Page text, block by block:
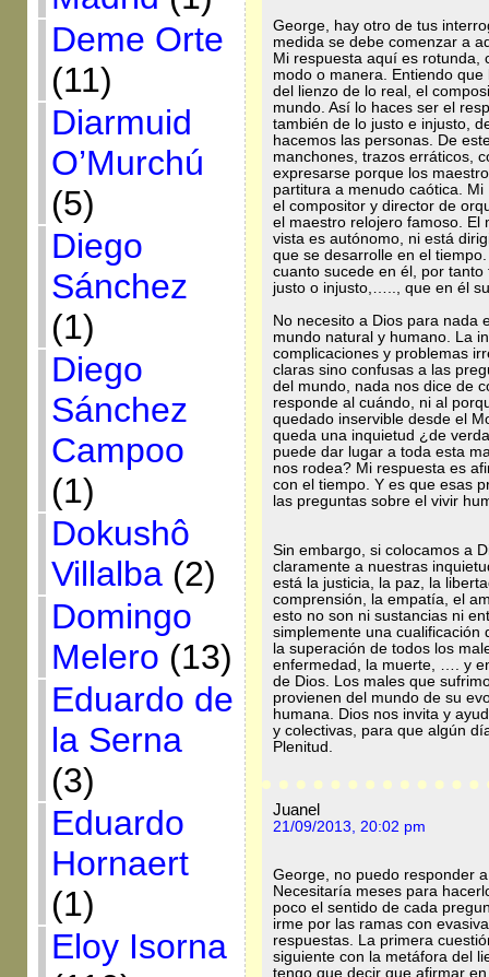
Deme Orte
(11)
Diarmuid
O’Murchú
(5)
Diego
Sánchez
(1)
Diego
Sánchez
Campoo
(1)
Dokushô
Villalba(2)
Domingo
Melero (13)
Eduardo de
la Serna
(3)
Eduardo
Hornaert
(1)
Eloy Isorna
George, hay otro de tus
medida se debe comenzar a
Mi respuesta aquí es rotunda,
modo o manera. Entiendo
del lienzo de lo real, el
mundo. Así lo haces ser el
también de lo justo e injusto,
hacemos las personas. De
manchones, trazos erráticos,
expresarse porque los
partitura a menudo caótica.
el compositor y director de
el maestro relojero famoso. El
vista es autónomo, ni está
que se desarrolle en el
cuanto sucede en él, por
justo o injusto,….., que en él
No necesito a Dios para nada
mundo natural y humano. La
complicaciones y problemas
claras sino confusas a las
del mundo, nada nos dice de
responde al cuándo, ni al
quedado inservible desde el
queda una inquietud ¿de
puede dar lugar a toda esta
nos rodea? Mi respuesta es
con el tiempo. Y es que esas
las preguntas sobre el vivir
Sin embargo, si colocamos a
claramente a nuestras
está la justicia, la paz, la
comprensión, la empatía, el
esto no son ni sustancias ni
simplemente una cualificación
la superación de todos los
enfermedad, la muerte, …. y
de Dios. Los males que
provienen del mundo de su
humana. Dios nos invita y
y colectivas, para que algún
Plenitud.
Juanel
21/09/2013, 20:02 pm
George, no puedo responder
Necesitaría meses para
poco el sentido de cada
irme por las ramas con
respuestas. La primera
siguiente con la metáfora del
tengo que decir que afirmar